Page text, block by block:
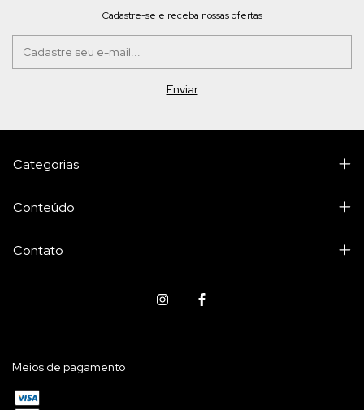
Cadastre-se e receba nossas ofertas
Categorias
Conteúdo
Contato
Meios de pagamento